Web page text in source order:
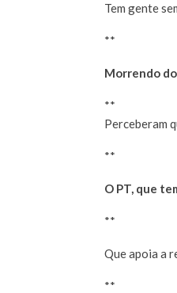
Tem gente
**
Morrendo
**
Perceberam
**
O PT, que
**
Que apoia a
**